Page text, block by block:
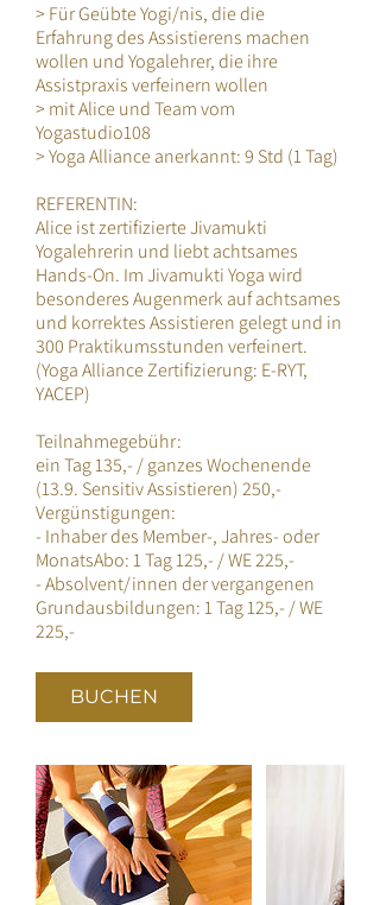
> Für Geübte Yogi/nis, die die
Erfahrung des Assistierens machen
wollen und Yogalehrer, die ihre
Assistpraxis verfeinern wollen
> mit Alice und Team vom
Yogastudio108
> Yoga Alliance anerkannt: 9 Std (1 Tag)
REFERENTIN:
Alice ist zertifizierte Jivamukti
Yogalehrerin und liebt achtsames
Hands-On. Im Jivamukti Yoga wird
besonderes Augenmerk auf achtsames
und korrektes Assistieren gelegt und in
300 Praktikumsstunden verfeinert.
(Yoga Alliance Zertifizierung: E-RYT,
YACEP)
Teilnahmegebühr:
ein Tag 135,- / ganzes Wochenende
(13.9. Sensitiv Assistieren) 250,-
Vergünstigungen:
- Inhaber des Member-, Jahres- oder
MonatsAbo: 1 Tag 125,- / WE 225,-
- Absolvent/innen der vergangenen
Grundausbildungen: 1 Tag 125,- / WE
225,-
BUCHEN